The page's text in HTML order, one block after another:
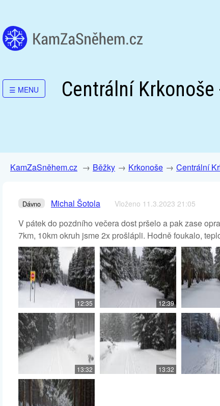
☰ MENU Centrální
KamZaSněhem.cz Běžky Krkonoše Centrální
Dávno Michal Šotola Vloženo 11.3.2023 21:05
V pátek do pozdního večera dost pršelo a pak zase
7km, 10km okruh jsme 2x prošlápli. Hodně foukalo,
12:35 12:39
13:32 13:32